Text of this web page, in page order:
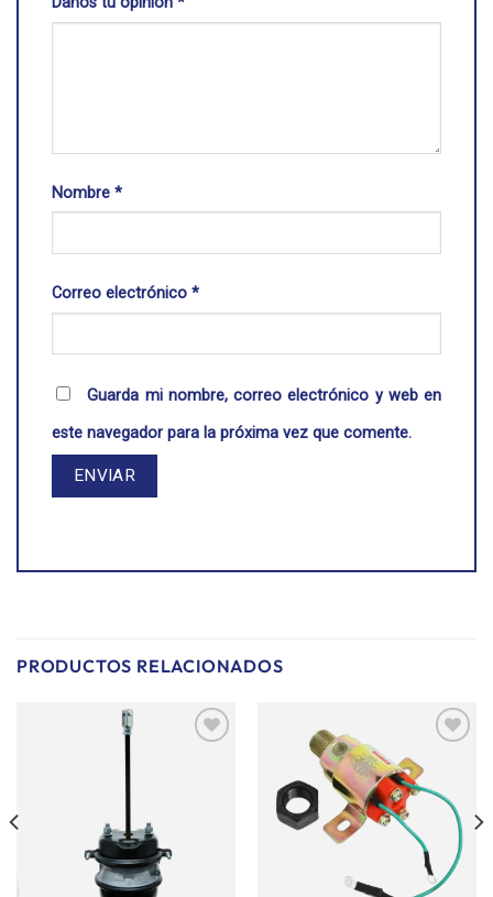
Nombre *
Correo electrónico *
Guarda mi nombre, correo electrónico y web en
este navegador para la próxima vez que comente.
PRODUCTOS RELACIONADOS
Añadir
a la
lista de
deseos